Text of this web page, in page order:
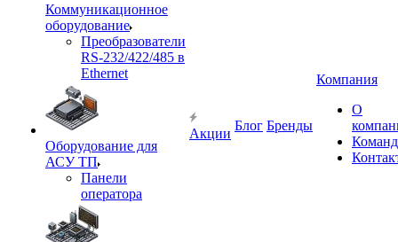
Коммуникационное
оборудование
Преобразователи
RS-232/422/485 в
Ethernet
Оборудование для
АСУ ТП
Панели
оператора
Акции
Блог Бренды
Компания
О